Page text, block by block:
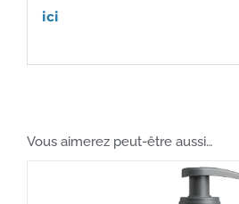
ici
Vous aimerez peut-être aussi…